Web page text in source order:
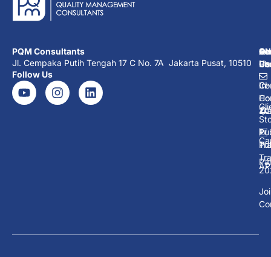
PQM Consultants
Jl. Cempaka Putih Tengah 17 C No. 7A Jakarta Pusat, 10510
Follow Us
In-
CI
🆕
Us